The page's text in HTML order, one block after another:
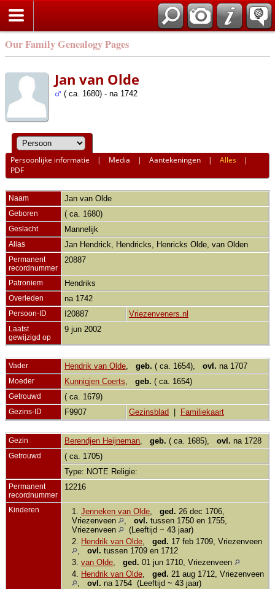
Our Family Genealogy Pages
Jan van Olde
( ca. 1680) - na 1742
Persoonlijke informatie | Media |Aantekeningen |Alles |
PDF
Naam Jan van Olde
Geboren ( ca. 1680)
Geslacht Mannelijk
Alias Jan Hendrick, Hendricks, Henricks Olde, van Olden
Permanent
recordnummer
20887
Patroniem Hendriks
Overleden na 1742
Persoon-ID I20887 Vriezenveners.nl
Laatst
gewijzigd op
9 jun 2002
Vader Hendrik van Olde geb. ( ca. 1654), ovl. na 1707
Moeder Kunnigjen Coerts geb. ( ca. 1654)
Getrouwd ( ca. 1679)
Gezins-ID F9907 Gezinsblad Familiekaart
Gezin Berendjen Heijneman geb. ( ca. 1685), ovl. na 1728
Getrouwd
( ca. 1705)
Type: NOTE Religie:
Permanent
recordnummer
12216
Kinderen 1. Jenneken van Olde ged. 26 dec 1706,
Vriezenveen
ovl. tussen 1750 en 1755,
Vriezenveen
(Leeftijd ~ 43 jaar)
2.
Hendrik van Olde ged. 17 feb 1709, Vriezenveen
ovl. tussen 1709 en 1712
3. van Olde ged. 01 jun 1710, Vriezenveen
4.
Hendrik van Olde ged. 21 aug 1712, Vriezenveen
ovl. na 1754 (Leeftijd ~ 43 jaar)